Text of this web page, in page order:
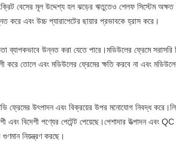
বেসের মূল উদ্দেশ্য হল ঝড়ের ঋতুতেও শেলফ সিস্টেম অক্ষত
এবং উচ্চ প্যারাপেটের ছায়ার প্রভাবকে হ্রাস করে।
ব্যাপকভাবে উন্নত করা যেতে পারে।মডিউলের ফ্রেমে সরাসরি
তোলে এবং মডিউলের ফ্রেমের ক্ষতি করবে না এবং
ফ্রেমের উৎপাদন এবং বিক্রয়ের উপর মনোযোগ নিবদ্ধ
বিদেশী পণ্যের পেটেন্ট পেয়েছে।পেশাদার উত্পাদন এবং
নিয়ন্ত্রণ করছে।